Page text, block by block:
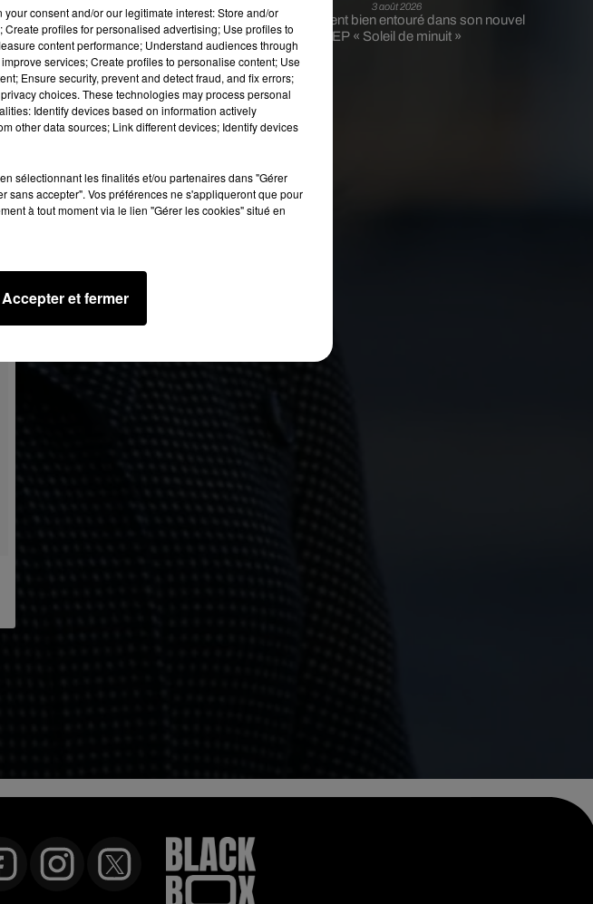
3 août 2026
Rim’K revient bien entouré dans son nouvel
EP « Soleil de minuit »
consent and/or our legitimate interest: Store and/or
profiles for personalised advertising; Use profiles to
content performance; Understand audiences through
services; Create profiles to personalise content; Use
Ensure security, prevent and detect fraud, and fix errors;
choices. These technologies may process personal
Identify devices based on information actively
other data sources; Link different devices; Identify devices
sélectionnant les finalités et/ou partenaires dans "Gérer
sans accepter". Vos préférences ne s'appliqueront que pour
à tout moment via le lien "Gérer les cookies" situé en
Accepter et fermer